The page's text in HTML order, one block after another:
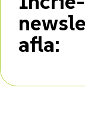
afla: